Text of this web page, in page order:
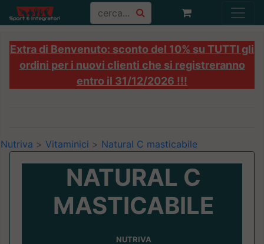
Extra di Benvenuto: sconto del 10% su TUTTI gli
ordini per i nuovi clienti che si registreranno
entro il 31/12/2026 !!!
Nutriva > Vitaminici > Natural C masticabile
NATURAL C
MASTICABILE
NUTRIVA